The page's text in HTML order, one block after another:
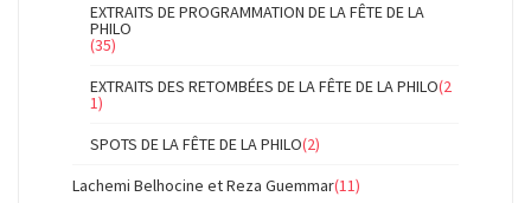
EXTRAITS DE PROGRAMMATION DE LA FÊTE DE LA
PHILO
(35)
EXTRAITS DES RETOMBÉES DE LA FÊTE DE LA PHILO(2
1)
SPOTS DE LA FÊTE DE LA PHILO(2)
Lachemi Belhocine et Reza Guemmar(11)